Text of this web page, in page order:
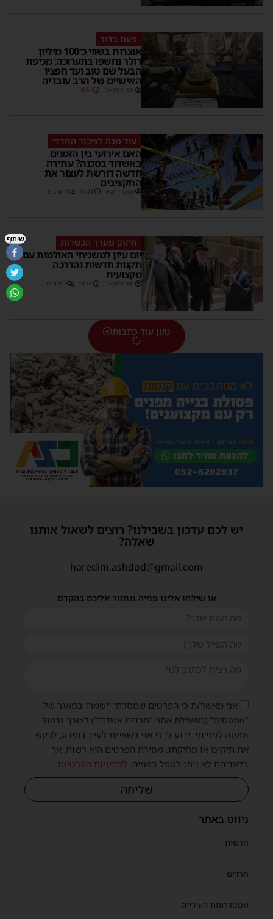
פעם בדור
אוצרות בשווי כ־100 מיליון
דולר נחשפו בתערוכה: מכיפת
הבעל שם טוב ועד חפציו
האישיים של הרב עובדיה
יוסי יחזקאלי 16:34
עוד מכה לציבור החרדי
האם אירועי בין הזמנים
באשדוד בסכנה? עתירה
חדשה דורשת לעצור את
התקציבים
מנחם דויטש 14:24 1 תגובות
חיזוק מערך הכשרות
יום עיון למשגיחי האולמות עם
תקנות חדשות והדרכה
מקצועית
יוסי יחזקאלי 14:11 1 תגובות
טען עוד כתבות
ניווט באתר
חדשות
חרדים
ממסדרונות העירייה
יש לכם עדכון בשבילנו? רוצים לשאול אותנו
שאלה?
haredim.ashdod@gmail.com
או שילחו אלינו פנייה ונחזור אליכם בהקדם
אני מאשר/ת כי הפרטים שמסרתי יישמרו במאגר של
"אמפסיס" (מפעילת אתר "חרדים אשדוד") לצורך טיפול
ומענה לפנייתי. ידוע לי כי אני רשאי/ת לעיין במידע, לבקש
את תיקונו או מחיקתו. מסירת הפרטים היא רשות, אך
בלעדיהם לא ניתן לטפל בפנייה. למדיניות הפרטיות
שליחה
שיתוף